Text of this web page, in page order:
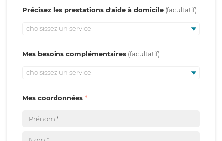
Précisez les prestations d'aide à domicile
choisissez un service
Mes besoins complémentaires
choisissez un service
Mes coordonnées